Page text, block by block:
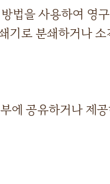
법을 사용하여 영
기로 분쇄하거나 소
에 공유하거나 제